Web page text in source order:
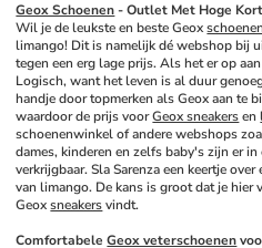
Geox Schoenen - Outlet Met Hoge
Wil je de leukste en beste Geox schoenen
limango! Dit is namelijk dé webshop bij
tegen een erg lage prijs. Als het er op
Logisch, want het leven is al duur
handje door topmerken als Geox aan te
waardoor de prijs voor Geox sneakers en
schoenenwinkel of andere webshops
dames, kinderen en zelfs baby's zijn er
verkrijgbaar. Sla Sarenza een keertje
van limango. De kans is groot dat je hier
Geox sneakers vindt.
Comfortabele Geox veterschoenen